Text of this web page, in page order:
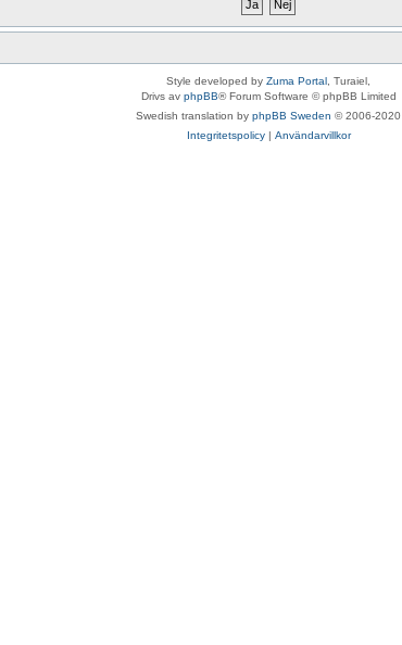
Style developed by Zuma Portal , Turaiel,
Drivs av phpBB® Forum Software © phpBB Limited
Swedish translation by phpBB Sweden © 2006-2020
Integritetspolicy| Användarvillkor